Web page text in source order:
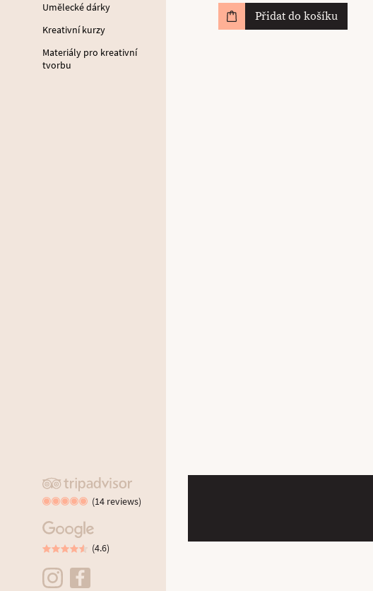
Umělecké dárky
Kreativní kurzy
Materiály pro kreativní
tvorbu
(14 reviews)
(4.6)
Přidat do košíku